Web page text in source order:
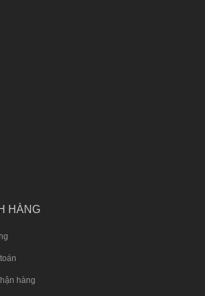
HÀNG
hàng